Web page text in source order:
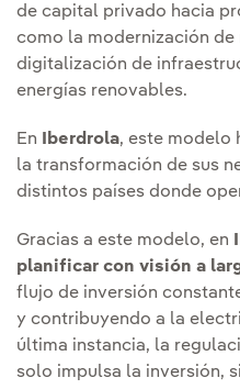
de capital privado hacia
como la modernización
digitalización de
energías renovables.
En Iberdrola, este modelo
la transformación de sus
distintos países donde
Gracias a este modelo, en
planificar con visión a
flujo de inversión
y contribuyendo a la
última instancia, la
solo impulsa la inversión,